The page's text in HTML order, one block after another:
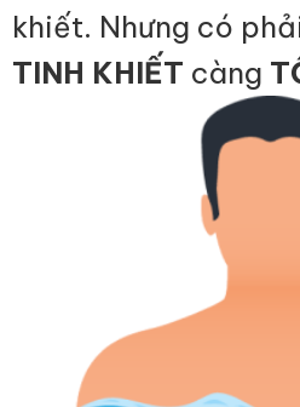
khiết. Nhưng có
TINH KHIẾT càng